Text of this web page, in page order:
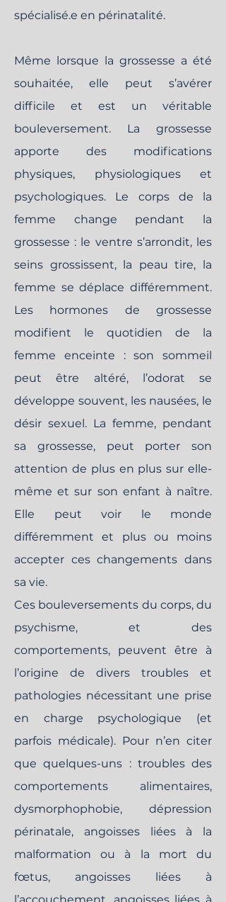
spécialisé.e en périnatalité.
Même lorsque la grossesse a été
souhaitée, elle peut s’avérer
difficile et est un véritable
bouleversement. La grossesse
apporte des modifications
physiques, physiologiques et
psychologiques. Le corps de la
femme change pendant la
grossesse : le ventre s’arrondit, les
seins grossissent, la peau tire, la
femme se déplace différemment.
Les hormones de grossesse
modifient le quotidien de la
femme enceinte : son sommeil
peut être altéré, l’odorat se
développe souvent, les nausées, le
désir sexuel. La femme, pendant
sa grossesse, peut porter son
attention de plus en plus sur elle-
même et sur son enfant à naître.
Elle peut voir le monde
différemment et plus ou moins
accepter ces changements dans
sa vie.
Ces bouleversements du corps, du
psychisme, et des
comportements, peuvent être à
l’origine de divers troubles et
pathologies nécessitant une prise
en charge psychologique (et
parfois médicale). Pour n’en citer
que quelques-uns : troubles des
comportements alimentaires,
dysmorphophobie, dépression
périnatale, angoisses liées à la
malformation ou à la mort du
fœtus, angoisses liées à